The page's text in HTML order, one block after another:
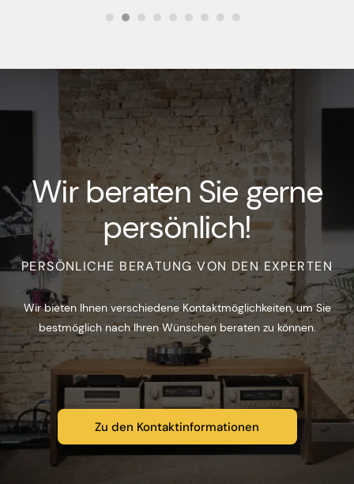
Wir beraten Sie gerne
persönlich!
PERSÖNLICHE BERATUNG VON DEN EXPERTEN
Wir bieten Ihnen verschiedene Kontaktmöglichkeiten, um Sie
bestmöglich nach Ihren Wünschen beraten zu können.
Zu den Kontaktinformationen